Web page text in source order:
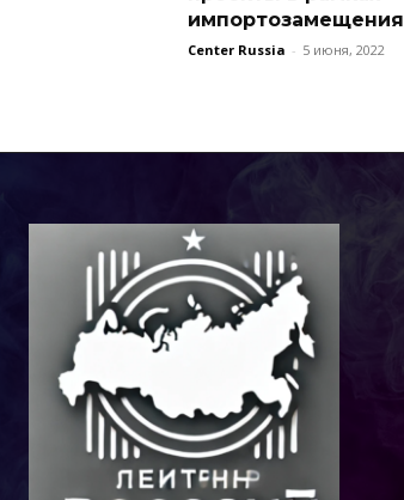
импортозамещения
Center Russia - 5 июня, 2022